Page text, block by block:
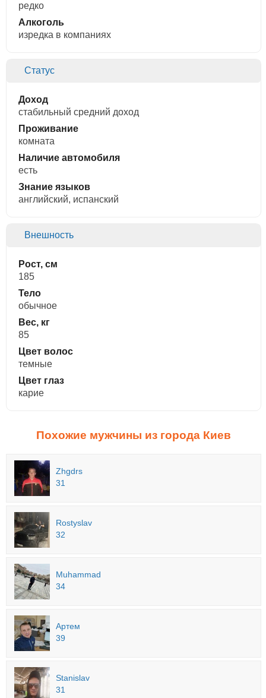
редко
Алкоголь
изредка в компаниях
Статус
Доход
стабильный средний доход
Проживание
комната
Наличие автомобиля
есть
Знание языков
английский, испанский
Внешность
Рост, см
185
Тело
обычное
Вес, кг
85
Цвет волос
темные
Цвет глаз
карие
Похожие мужчины из города Киев
Zhgdrs
31
Rostyslav
32
Muhammad
34
Артем
39
Stanislav
31